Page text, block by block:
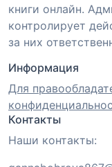
книги онлайн.
контролирует
за них
Информация
Для
Контакты
Наши контакты: